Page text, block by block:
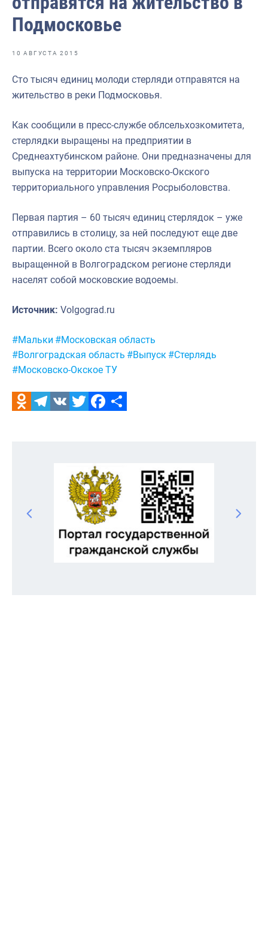
Отраслевые СМИ
Выставки и конференции
Научно-практическая литература
Рыбоохрана России
Отрасль в цифрах
Инфографика
Большая африканская экспедиция
Укрепление духовно-нравственных ценностей
События в России и мире
Подмосковье
10 АВГУСТА 2015
Сто тысяч единиц молоди стерляди отправятся на
жительство в реки Подмосковья.
Как сообщили в пресс-службе облсельхозкомитета,
стерлядки выращены на предприятии в
Среднеахтубинском районе. Они предназначены для
выпуска на территории Московско-Окского
территориального управления Росрыболовства.
Первая партия – 60 тысяч единиц стерлядок – уже
отправились в столицу, за ней последуют еще две
партии. Всего около ста тысяч экземпляров
выращенной в Волгоградском регионе стерляди
населят собой московские водоемы.
Источник: Volgograd.ru
Метки:
#Мальки #Московская область
#Волгоградская область #Выпуск #Стерлядь
#Московско-Окское ТУ